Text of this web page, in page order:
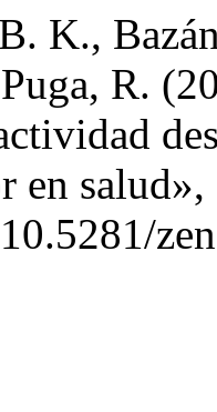
K.,
R.
en salud»,